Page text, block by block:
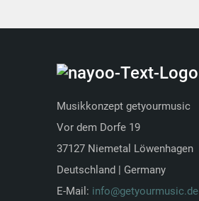
Musikkonzept getyourmusic
Vor dem Dorfe 19
37127 Niemetal Löwenhagen
Deutschland | Germany
E-Mail: info@getyourmusic.de